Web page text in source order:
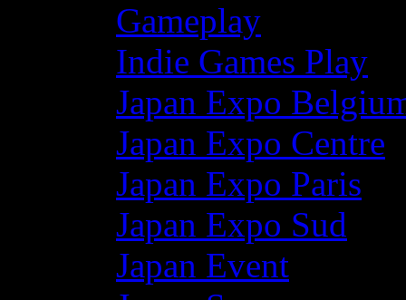
Gameplay
Indie Games Play
Japan Expo
Japan Expo Centre
Japan Expo Paris
Japan Expo Sud
Japan Event